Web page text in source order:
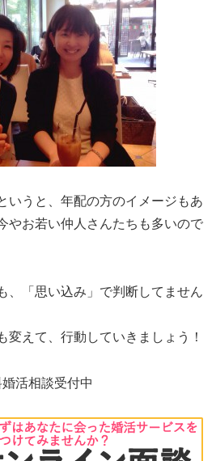
いうと、年配の方のイメージもあ
やお若い仲人さんたちも多いので
、「思い込み」で判断してません
変えて、行動していきましょう！
活相談受付中